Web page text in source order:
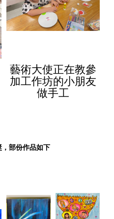
藝術大使正在教參
加工作坊的小朋友
做手工
部份作品如下